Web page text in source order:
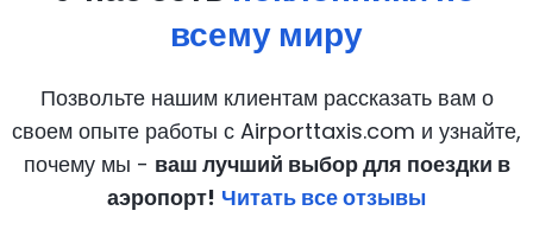
всему миру
Позвольте нашим клиентам рассказать вам о
своем опыте работы с Airporttaxis.com и узнайте,
почему мы - ваш лучший выбор для поездки в
аэропорт! Читать все отзывы